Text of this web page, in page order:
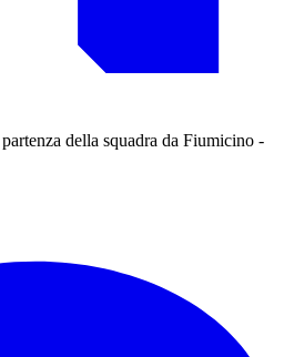
della squadra da Fiumicino -